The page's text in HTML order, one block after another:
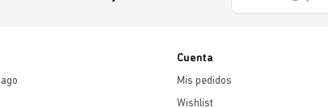
Cuenta
Mis pedidos
Wishlist